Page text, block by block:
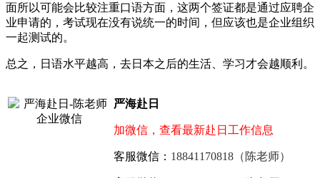
面所以可能会比较注重口语方面，这两个签证都是通过应聘企
业申请的，考试现在没有说统一的时间，但应该也是企业组织
一起测试的。
总之，日语水平越高，去日本之后的生活、学习才会越顺利。
严海赴日
加微信，查看最新赴日工作信息
客服微信： 18841170818（陈老师）